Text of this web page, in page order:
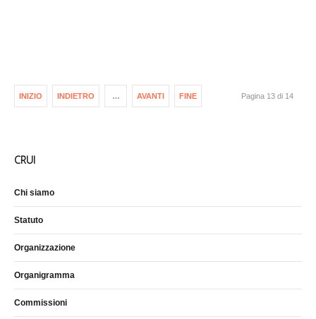
INIZIO INDIETRO … AVANTI FINE Pagina 13 di 14
CRUI
Chi siamo
Statuto
Organizzazione
Organigramma
Commissioni